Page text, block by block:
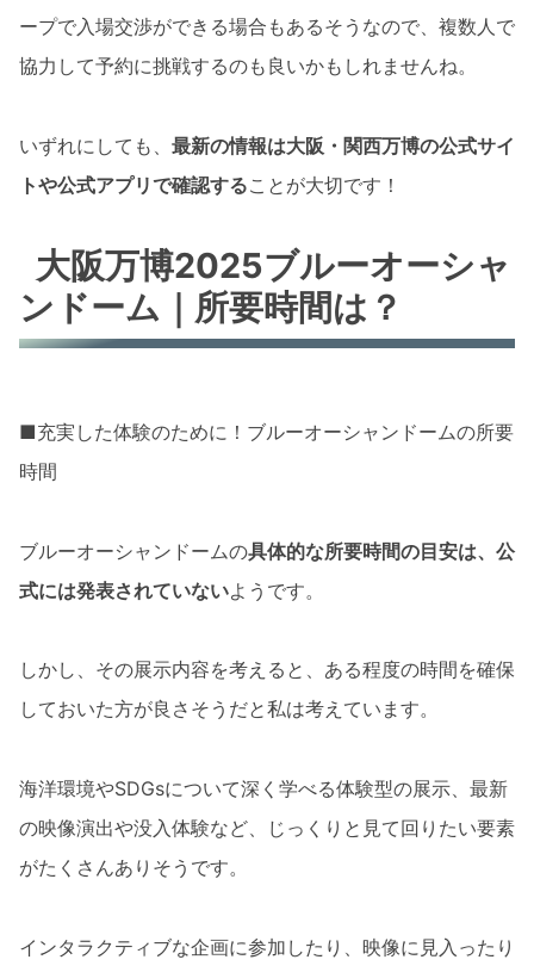
ープで入場交渉ができる場合もあるそうなので、複数人で
協力して予約に挑戦するのも良いかもしれませんね。
いずれにしても、 最新の情報は大阪・関西万博の公式サイ
トや公式アプリで確認することが大切です！
大阪万博2025ブルーオーシャ
ンドーム｜所要時間は？
■充実した体験のために！ブルーオーシャンドームの所要
時間
ブルーオーシャンドームの具体的な所要時間の目安は、公
式には発表されていないようです。
しかし、その展示内容を考えると、ある程度の時間を確保
しておいた方が良さそうだと私は考えています。
海洋環境やSDGsについて深く学べる体験型の展示、最新
の映像演出や没入体験など、じっくりと見て回りたい要素
がたくさんありそうです。
インタラクティブな企画に参加したり、映像に見入ったり